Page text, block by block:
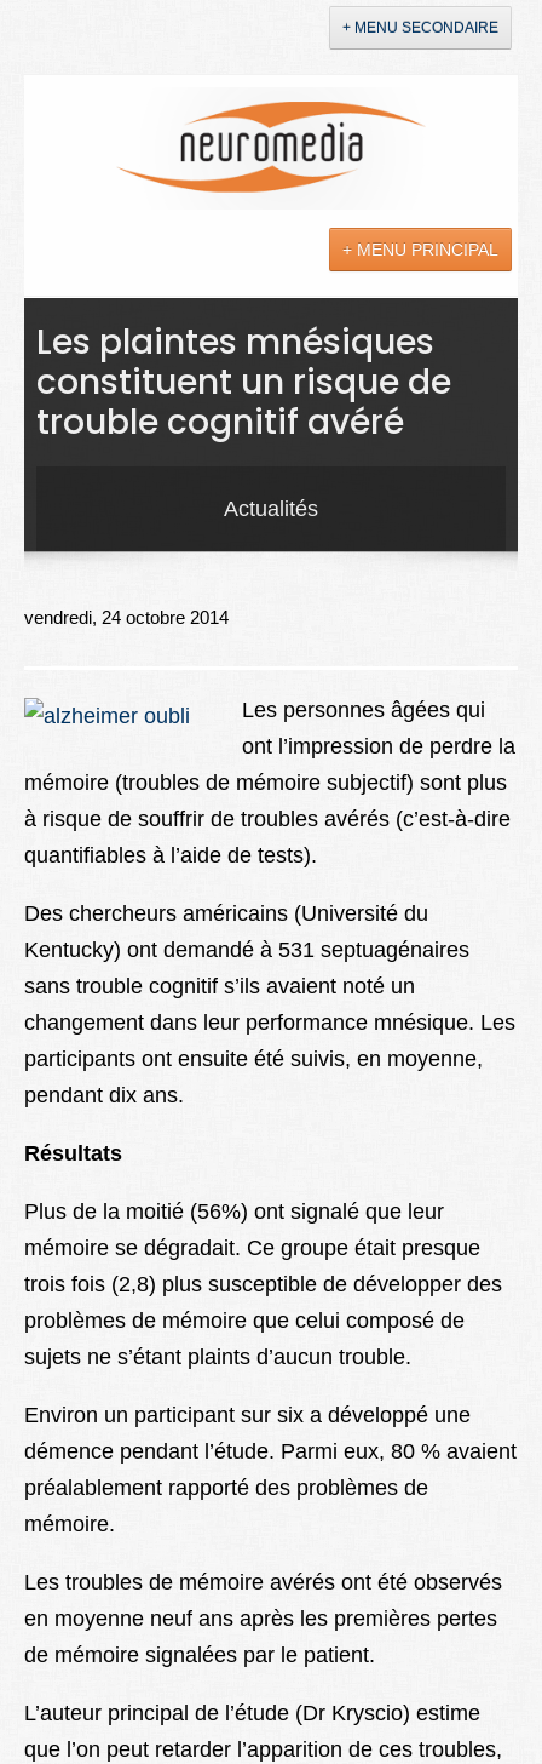
+ MENU SECONDAIRE
+ MENU PRINCIPAL
Actualités
Sciences
Maladies
Better Health
Les plaintes mnésiques
constituent un risque de
trouble cognitif avéré
Actualités
vendredi, 24 octobre 2014
Les personnes âgées qui
ont l’impression de perdre la
mémoire (troubles de mémoire subjectif) sont plus
à risque de souffrir de troubles avérés (c’est-à-dire
quantifiables à l’aide de tests).
Des chercheurs américains (Université du
Kentucky) ont demandé à 531 septuagénaires
sans trouble cognitif s’ils avaient noté un
changement dans leur performance mnésique. Les
participants ont ensuite été suivis, en moyenne,
pendant dix ans.
Résultats
Plus de la moitié (56%) ont signalé que leur
mémoire se dégradait. Ce groupe était presque
trois fois (2,8) plus susceptible de développer des
problèmes de mémoire que celui composé de
sujets ne s’étant plaints d’aucun trouble.
Environ un participant sur six a développé une
démence pendant l’étude. Parmi eux, 80 % avaient
préalablement rapporté des problèmes de
mémoire.
Les troubles de mémoire avérés ont été observés
en moyenne neuf ans après les premières pertes
de mémoire signalées par le patient.
L’auteur principal de l’étude (Dr Kryscio) estime
que l’on peut retarder l’apparition de ces troubles,